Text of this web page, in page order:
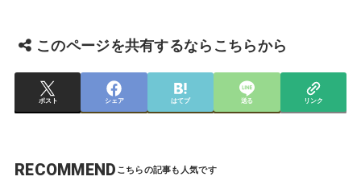
このページを共有するならこちらから
ポスト シェア はてブ 送る リンク
RECOMMEND